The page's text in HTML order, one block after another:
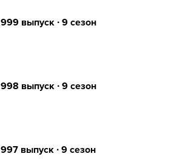
999 выпуск ∙ 9 сезон
998 выпуск ∙ 9 сезон
997 выпуск ∙ 9 сезон